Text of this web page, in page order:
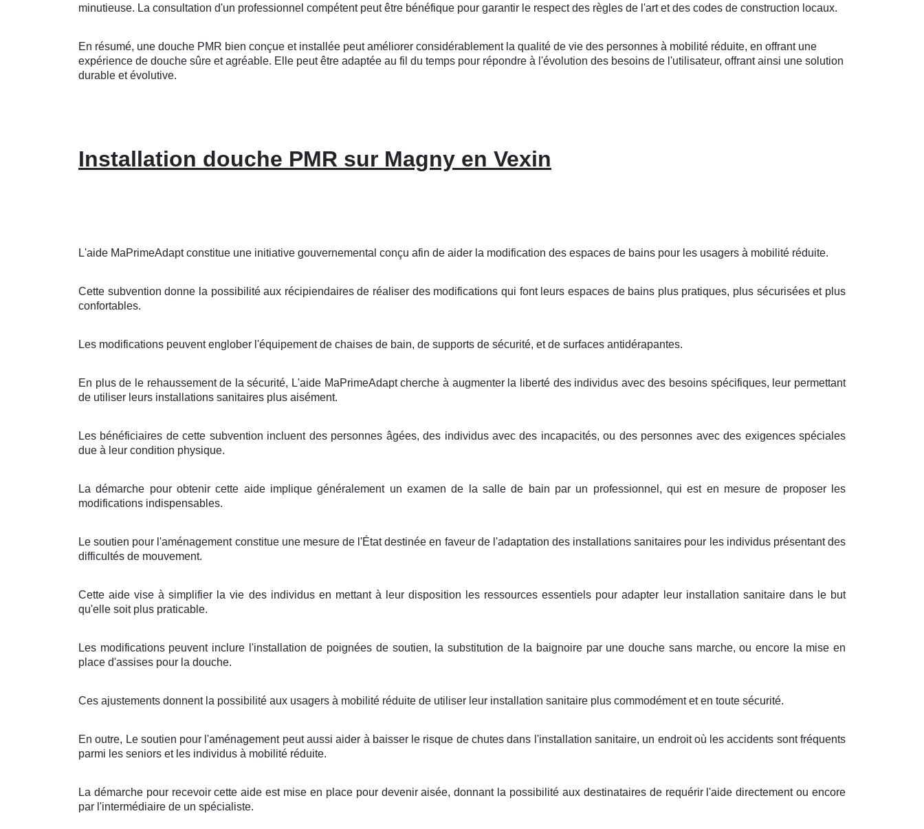
minutieuse. La consultation d'un professionnel compétent peut être bénéfique pour garantir le respect des règles de l'art et des codes de construction locaux.
En résumé, une douche PMR bien conçue et installée peut améliorer considérablement la qualité de vie des personnes à mobilité réduite, en offrant une
expérience de douche sûre et agréable. Elle peut être adaptée au fil du temps pour répondre à l'évolution des besoins de l'utilisateur, offrant ainsi une solution
durable et évolutive.
Installation douche PMR sur Magny en Vexin
L'aide MaPrimeAdapt constitue une initiative gouvernemental conçu afin de aider la modification des espaces de bains pour les usagers à mobilité réduite.
Cette subvention donne la possibilité aux récipiendaires de réaliser des modifications qui font leurs espaces de bains plus pratiques, plus sécurisées et plus
confortables.
Les modifications peuvent englober l'équipement de chaises de bain, de supports de sécurité, et de surfaces antidérapantes.
En plus de le rehaussement de la sécurité, L'aide MaPrimeAdapt cherche à augmenter la liberté des individus avec des besoins spécifiques, leur permettant
de utiliser leurs installations sanitaires plus aisément.
Les bénéficiaires de cette subvention incluent des personnes âgées, des individus avec des incapacités, ou des personnes avec des exigences spéciales
due à leur condition physique.
La démarche pour obtenir cette aide implique généralement un examen de la salle de bain par un professionnel, qui est en mesure de proposer les
modifications indispensables.
Le soutien pour l'aménagement constitue une mesure de l'État destinée en faveur de l'adaptation des installations sanitaires pour les individus présentant des
difficultés de mouvement.
Cette aide vise à simplifier la vie des individus en mettant à leur disposition les ressources essentiels pour adapter leur installation sanitaire dans le but
qu'elle soit plus praticable.
Les modifications peuvent inclure l'installation de poignées de soutien, la substitution de la baignoire par une douche sans marche, ou encore la mise en
place d'assises pour la douche.
Ces ajustements donnent la possibilité aux usagers à mobilité réduite de utiliser leur installation sanitaire plus commodément et en toute sécurité.
En outre, Le soutien pour l'aménagement peut aussi aider à baisser le risque de chutes dans l'installation sanitaire, un endroit où les accidents sont fréquents
parmi les seniors et les individus à mobilité réduite.
La démarche pour recevoir cette aide est mise en place pour devenir aisée, donnant la possibilité aux destinataires de requérir l'aide directement ou encore
par l'intermédiaire de un spécialiste.